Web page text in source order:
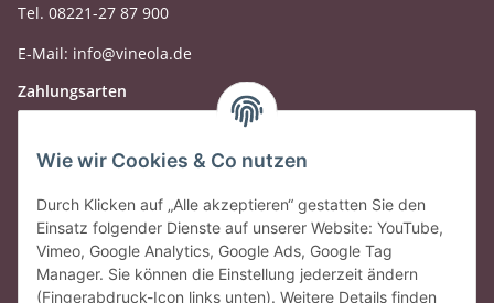
Tel. 08221-27 87 900
E-Mail: info@vineola.de
Zahlungsarten
Wie wir Cookies & Co nutzen
Durch Klicken auf „Alle akzeptieren“ gestatten Sie den
Einsatz folgender Dienste auf unserer Website: YouTube,
Vimeo, Google Analytics, Google Ads, Google Tag
Manager. Sie können die Einstellung jederzeit ändern
(Fingerabdruck-Icon links unten). Weitere Details finden